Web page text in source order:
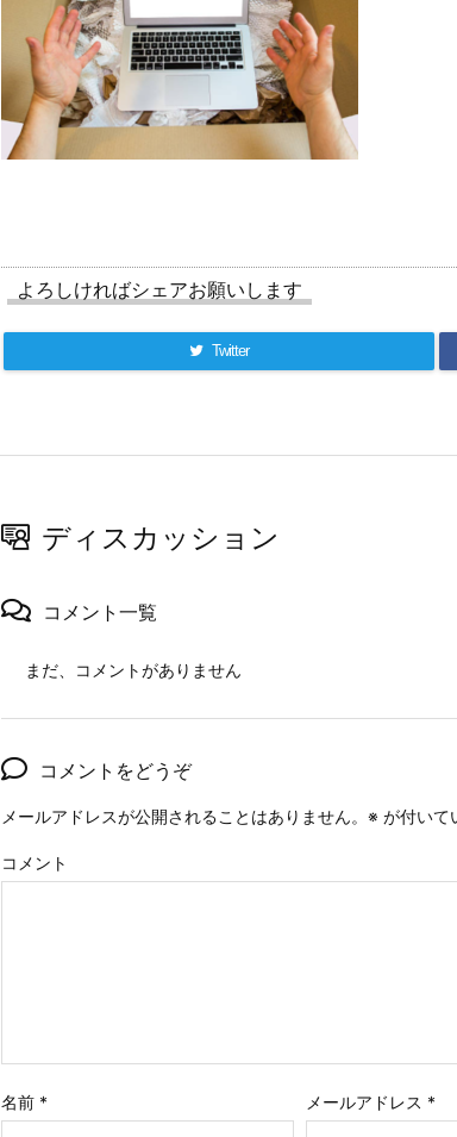
よろしければシェアお願いします
Twitter
ディスカッション
コメント一覧
まだ、コメントがありません
コメントをどうぞ
メールアドレスが公開されることはありません。 ※ が付いて
コメント
名前 * メールアドレス *